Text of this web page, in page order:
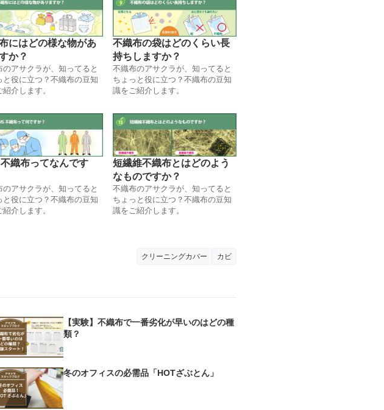
にはどの様な物があ
か？
のアサクラが、知ってると
と役に立つ？不織布の豆知
介します。
不織布の袋はどのくらい長
持ちしますか？
不織布のアサクラが、知ってると
ちょっと役に立つ？不織布の豆知
識をご紹介します。
織布ってなんです
のアサクラが、知ってると
と役に立つ？不織布の豆知
介します。
短繊維不織布とはどのよう
なものですか？
不織布のアサクラが、知ってると
ちょっと役に立つ？不織布の豆知
識をご紹介します。
クリーニングカバー カビ
【実験】不織布で一番劣化が早いのはどの種
類？
冬のオフィスの必需品「HOTざぶとん」